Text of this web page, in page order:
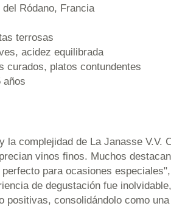
Ródano, Francia
terrosas
acidez equilibrada
curados, platos contundentes
años
complejidad de La Janasse
vinos finos. Muchos
para ocasiones
de degustación fue
positivas, consolidándolo como